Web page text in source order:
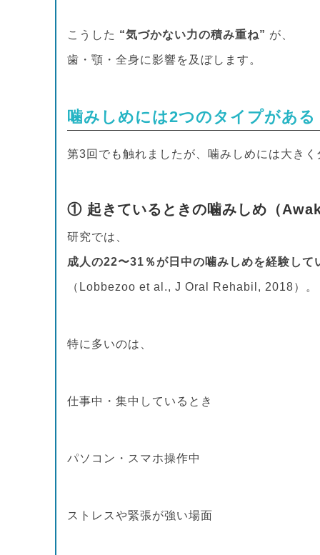
こうした “気づかない力の積み重ね” が、
歯・顎・全身に影響を及ぼします。
噛みしめには2つのタイプがある
第3回でも触れましたが、噛みしめには大きく
① 起きているときの噛みしめ（
研究では、
成人の22〜31％が日中の噛みしめを経験して
（Lobbezoo et al., J Oral Rehabil, 2018）。
特に多いのは、
仕事中・集中しているとき
パソコン・スマホ操作中
ストレスや緊張が強い場面